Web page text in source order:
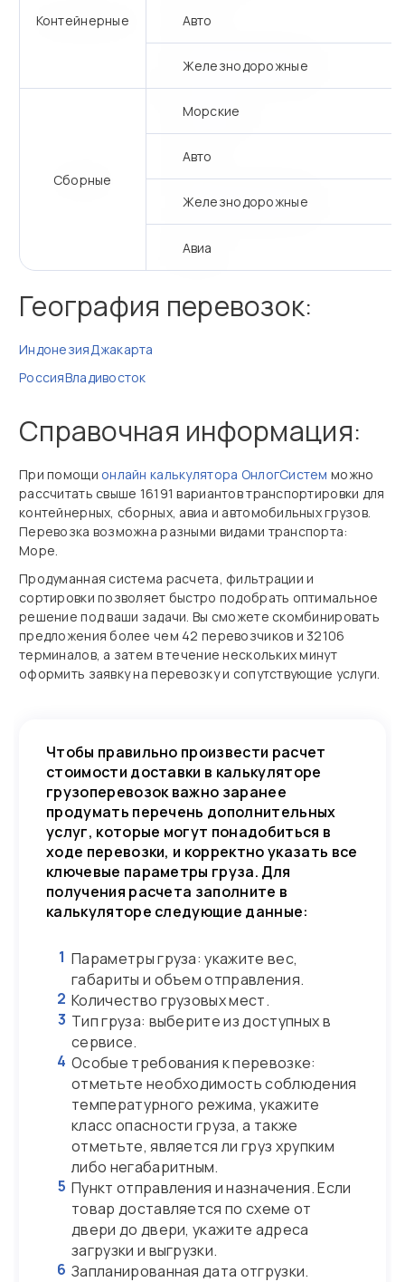
Контейнерные Авто
Железнодорожные
Сборные
Морские
Авто
Железнодорожные
Авиа
География перевозок:
ИндонезияДжакарта
РоссияВладивосток
Справочная информация:
При помощи онлайн калькулятора ОнлогСистем можно
рассчитать свыше 16191 вариантов транспортировки для
контейнерных, сборных, авиа и автомобильных грузов.
Перевозка возможна разными видами транспорта:
Море.
Продуманная система расчета, фильтрации и
сортировки позволяет быстро подобрать оптимальное
решение под ваши задачи. Вы сможете скомбинировать
предложения более чем 42 перевозчиков и 32106
терминалов, а затем в течение нескольких минут
оформить заявку на перевозку и сопутствующие услуги.
Чтобы правильно произвести расчет
стоимости доставки в калькуляторе
грузоперевозок важно заранее
продумать перечень дополнительных
услуг, которые могут понадобиться в
ходе перевозки, и корректно указать все
ключевые параметры груза. Для
получения расчета заполните в
калькуляторе следующие данные:
1 Параметры груза: укажите вес,
габариты и объем отправления.
2 Количество грузовых мест.
3 Тип груза: выберите из доступных в
сервисе.
4 Особые требования к перевозке:
отметьте необходимость соблюдения
температурного режима, укажите
класс опасности груза, а также
отметьте, является ли груз хрупким
либо негабаритным.
5 Пункт отправления и назначения. Если
товар доставляется по схеме от
двери до двери, укажите адреса
загрузки и выгрузки.
6 Запланированная дата отгрузки.